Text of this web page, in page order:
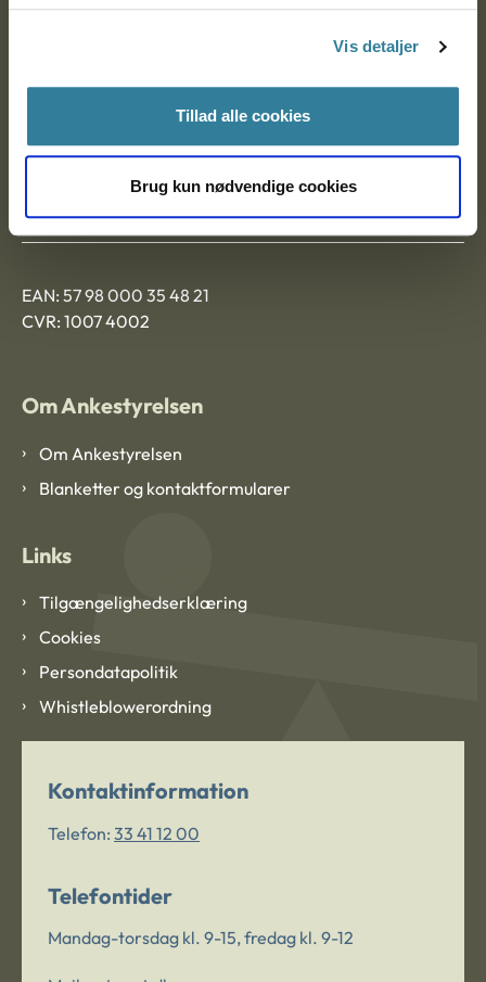
Vis detaljer
Tillad alle cookies
Brug kun nødvendige cookies
Ankestyrelsen Aalborg
Ankestyrelsen København
EAN: 57 98 000 35 48 21
CVR: 1007 4002
Om Ankestyrelsen
Om Ankestyrelsen
Blanketter og kontaktformularer
Links
Tilgængelighedserklæring
Cookies
Persondatapolitik
Whistleblowerordning
Kontaktinformation
Telefon: 33 41 12 00
Telefontider
Mandag-torsdag kl. 9-15, fredag kl. 9-12